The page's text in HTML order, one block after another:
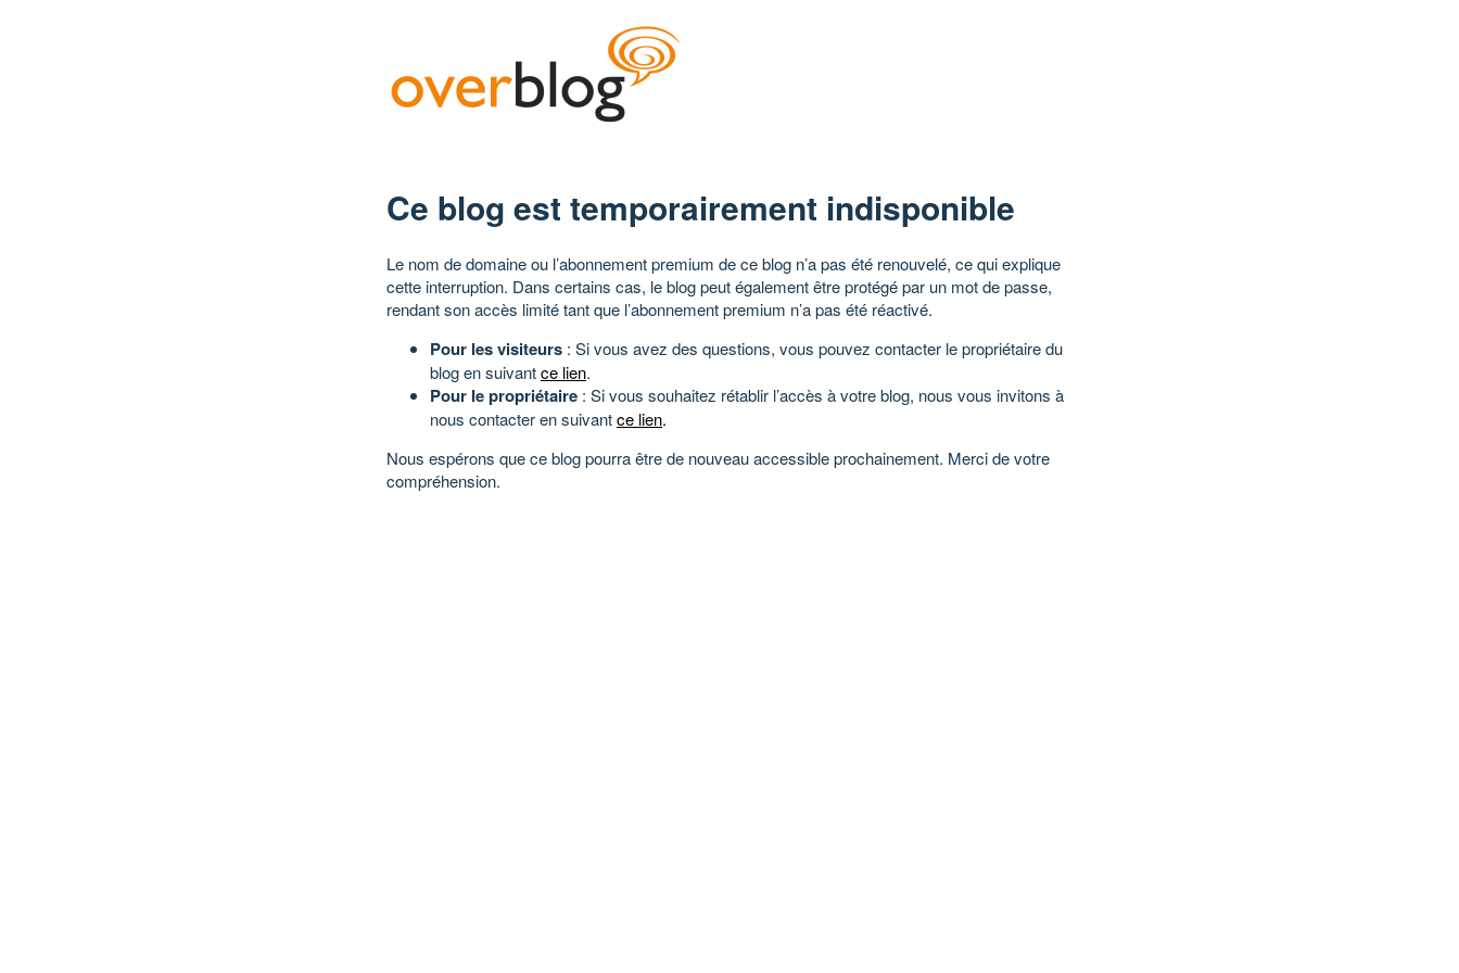
Ce blog est temporairement indisponible
Le nom de domaine ou l’abonnement premium de ce blog n’a pas été renouvelé, ce qui explique
cette interruption. Dans certains cas, le blog peut également être protégé par un mot de passe,
rendant son accès limité tant que l’abonnement premium n’a pas été réactivé.
Pour les visiteurs : Si vous avez des questions, vous pouvez contacter le propriétaire du
blog en suivantce lien.
Pour le propriétaire : Si vous souhaitez rétablir l’accès à votre blog, nous vous invitons à
nous contacter en suivantce lien.
Nous espérons que ce blog pourra être de nouveau accessible prochainement. Merci de votre
compréhension.